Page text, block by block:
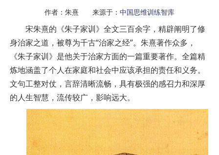
作者：朱熹 来源于： 中国思维训练智库
宋朱熹的《朱子家训》全文三百余字，精辟阐明了修
身治家之道，被尊为千古“治家之经”。朱熹著作众多，
《朱子家训》是他关于治家方面的一篇重要著作。全篇精
炼地涵盖了个人在家庭和社会中应该承担的责任和义务。
文句工整对仗，言辞清晰流畅，具有极强的感召力和深厚
的人生智慧，流传较广，影响远大。